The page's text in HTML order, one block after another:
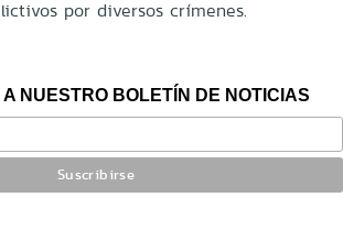
por diversos crímenes.
NUESTRO BOLETÍN DE NOTICIAS